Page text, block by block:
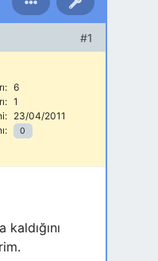
#1
6
1
23/04/2011
0